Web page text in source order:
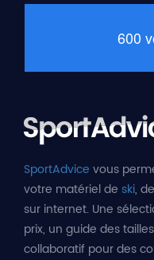
600
SportAdvice vous
votre matériel de ski, de
sur internet. Une
prix, un guide des
collaboratif pour des